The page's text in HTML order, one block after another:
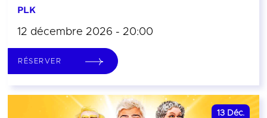
PLK
12 décembre 2026 - 20:00
RÉSERVER
13 Déc.